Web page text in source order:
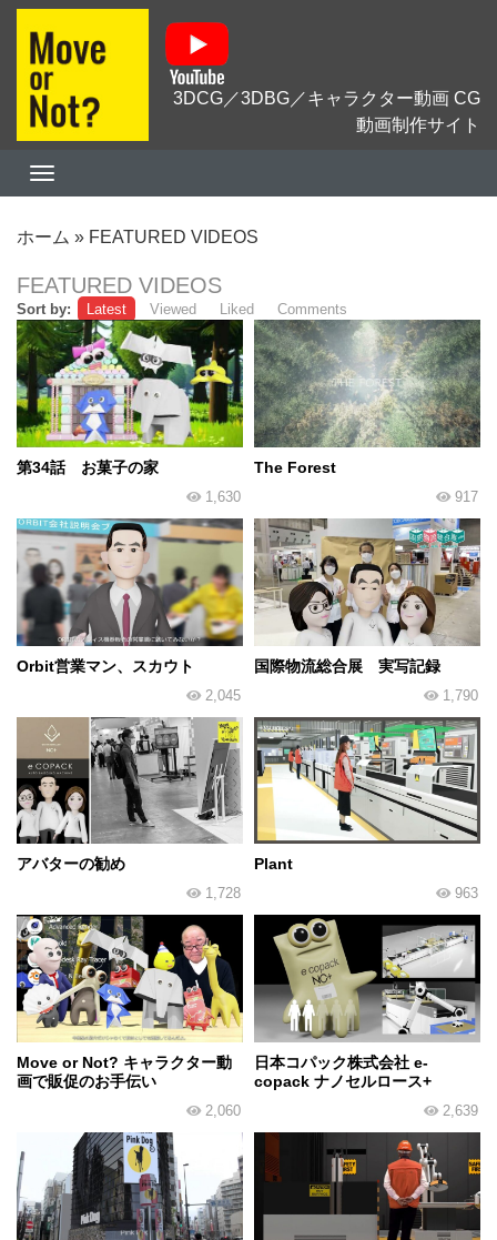
3DCG／3DBG／キャラクター動画 CG
動画制作サイト
ホーム » FEATURED VIDEOS
FEATURED VIDEOS
Sort by: Latest Viewed Liked Comments
第34話 お菓子の家
1,630
The Forest
917
Orbit営業マン、スカウト
2,045
国際物流総合展 実写記録
1,790
アバターの勧め
1,728
Plant
963
Move or Not? キャラクター動
画で販促のお手伝い
2,060
日本コパック株式会社 e-
copack ナノセルロース+
2,639